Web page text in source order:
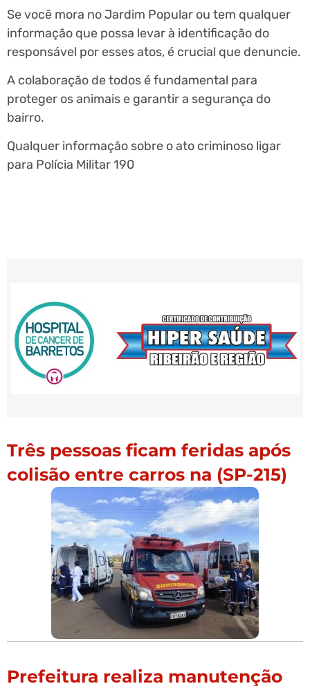
Se você mora no Jardim Popular ou tem qualquer
informação que possa levar à identificação do
responsável por esses atos, é crucial que denuncie.
A colaboração de todos é fundamental para
proteger os animais e garantir a segurança do
bairro.
Qualquer informação sobre o ato criminoso ligar
para Polícia Militar 190
Três pessoas ficam feridas após
colisão entre carros na (SP-215)
Prefeitura realiza manutenção